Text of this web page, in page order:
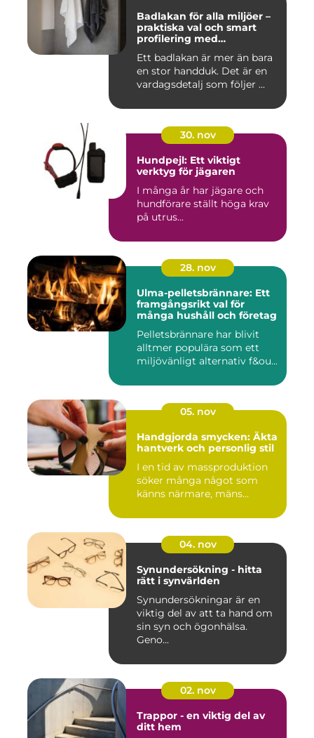
Badlakan för alla miljöer –
praktiska val och smart
profilering med
Ett badlakan är mer än bara
en stor handduk. Det är en
vardagsdetalj som följer ...
30. nov
Hundpejl: Ett viktigt
verktyg för jägaren
I många år har jägare och
hundförare ställt höga krav
på utrus...
28. nov
Ulma-pelletsbrännare: Ett
framgångsrikt val för
många hushåll och företag
Pelletsbrännare har blivit
alltmer populära som ett
miljövänligt alternativ f&ou...
05. nov
Handgjorda smycken: Äkta
hantverk och personlig stil
I en tid av massproduktion
söker många något som
känns närmare, mäns...
04. nov
Synundersökning - hitta
rätt i synvärlden
Synundersökningar är en
viktig del av att ta hand om
sin syn och ögonhälsa.
Geno...
02. nov
Trappor - en viktig del av
ditt hem